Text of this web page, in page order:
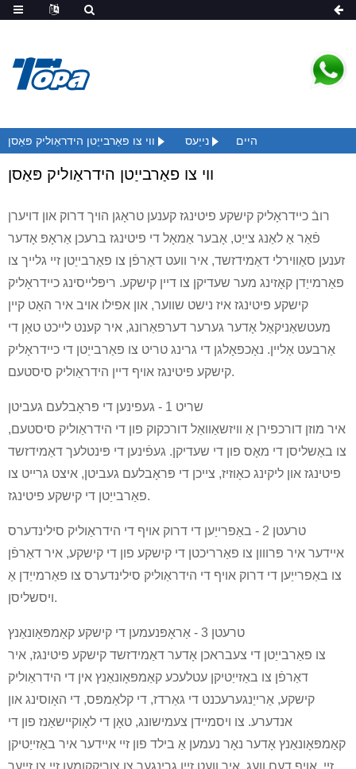
היים נייַעס ווי צו פאַרבייַטן הידראַוליק פּאַסן
ווי צו פאַרבייַטן הידראַוליק פּאַסן
רובֿ כיידראָליק קישקע פיטינגז קענען טראָגן הויך דרוק און דויערן
פֿאַר אַ לאַנג צייַט, אָבער אַמאָל די פיטינגז ברעכן אַראָפּ אָדער
זענען סאַווירלי דאַמידזשד, איר וועט דאַרפֿן צו פאַרבייַטן זיי גלייך צו
פאַרמייַדן קאָזינג מער שעדיקן צו דיין קישקע. ריפּלייסינג כיידראָליק
קישקע פיטינגז איז נישט שווער, און אפילו אויב איר האָט קיין
מעטשאַניקאַל אָדער גערער דערפאַרונג, איר קענט לייכט טאָן די
אַרבעט אַליין. נאָכפאָלגן די גרינג טריט צו פאַרבייַטן די כיידראָליק
קישקע פיטינגז אויף דיין הידראַוליק סיסטעם.
שריט 1 - געפינען די פּראָבלעם געביטן
איר מוזן דורכפירן אַ וויזשאַוואַל דורכקוק פון די הידראַוליק סיסטעם,
צו באַשליסן די מאָס פון די שעדיקן. געפֿינען די פּינטלעך דאַמידזשד
פיטינגז און ליקינג כאָוזיז, צייכן די פּראָבלעם געביטן, איצט גרייט צו
פאַרבייַטן די קישקע פיטינגז.
טרעטן 2 - באַפרייַען די דרוק אויף די הידראַוליק סילינדערס
איידער איר פּרווון צו פאַרריכטן די קישקע פון ​​די קישקע, איר דאַרפֿן
צו באַפרייַען די דרוק אויף די הידראַוליק סילינדערס צו פאַרמייַדן אַ
ויסשליסן.
טרעטן 3 - אַראָפּנעמען די קישקע קאַמפּאָונאַנץ
צו פאַרבייַטן די צעבראכן אָדער דאַמידזשד קישקע פיטינגז, איר
דאַרפֿן צו באַזייַטיקן עטלעכע קאַמפּאָונאַנץ אין די הידראַוליק
קישקע, אַרייַנגערעכנט די גאַרדז, די קלאַמפּס, די האָוסינג און
אנדערע. צו ויסמיידן צעמישונג, טאָן די לאָוקיישאַנז פון די
קאַמפּאָונאַנץ אָדער נאָר נעמען אַ בילד פון זיי איידער איר באַזייַטיקן
זיי. אויף דעם וועג, איר וועט זיין גרינגער צו צוריקקומען זיי צו זייער